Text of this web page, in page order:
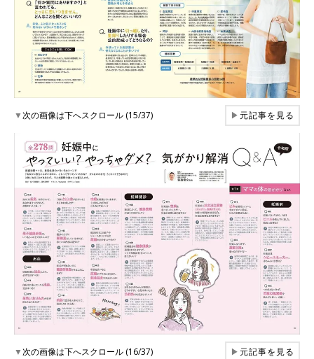
▼次の画像は下へスクロール (15/37) ▶元記事を見る
▼次の画像は下へスクロール (16/37) ▶元記事を見る